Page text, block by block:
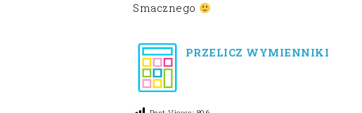
Smacznego
PRZELICZ WYMIENNIKI